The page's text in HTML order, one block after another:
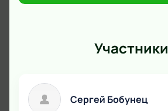
Участники
Сергей Бобунец